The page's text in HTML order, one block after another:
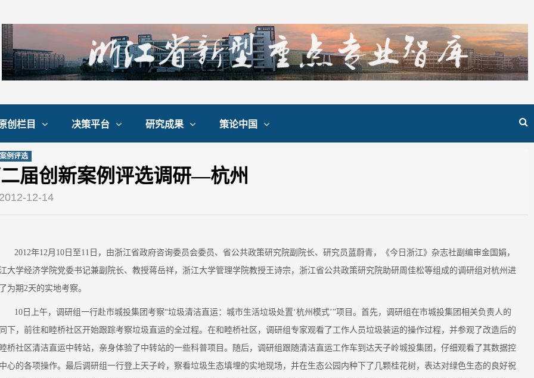
创栏目 决策平台 研究成果 策论中国
例评选
届创新案例评选调研—杭州
2012-12-14
2012年12月10日至11日，由浙江省政府咨询委员会委员、省公共政策研究院副院长、研究员蓝蔚青，《今日浙江》杂志社副编审金国娟，
大学经济学院党委书记兼副院长、教授蒋岳祥，浙江大学管理学院教授王诗宗，浙江省公共政策研究院助研周佳松等组成的调研组对杭州进
为期2天的实地考察。
10日上午，调研组一行赴市城投集团考察“垃圾清洁直运：城市生活垃圾处置‘杭州模式’”项目。首先，调研组在市城投集团相关负责人的
下，前往和睦桥社区开始跟踪考察垃圾直运的全过程。在和睦桥社区，调研组专家观看了工作人员垃圾装运的操作过程，并参观了改造后的
桥社区清洁直运中转站，亲身体验了中转站的一些科普项目。随后，调研组跟随清洁直运工作车到达天子岭城投集团，仔细观看了其数据控
心的各项操作。最后调研组一行登上天子岭，察看垃圾生态填埋的实地现场，并在生态公园内种下了几颗桂花树，表达对绿色生态的良好祝